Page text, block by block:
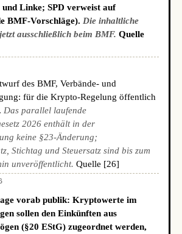
und Linke; SPD verweist auf
BMF-Vorschläge). Die inhaltliche
ausschließlich beim BMF. Quelle
des BMF, Verbände- und
für die Krypto-Regelung öffentlich
Das parallel laufende
2026 enthält in der
keine §23-Änderung;
Stichtag und Steuersatz sind bis zum
unveröffentlicht. Quelle [26]
vorab publik: Kryptowerte im
sollen den Einkünften aus
(§20 EStG) zugeordnet werden,